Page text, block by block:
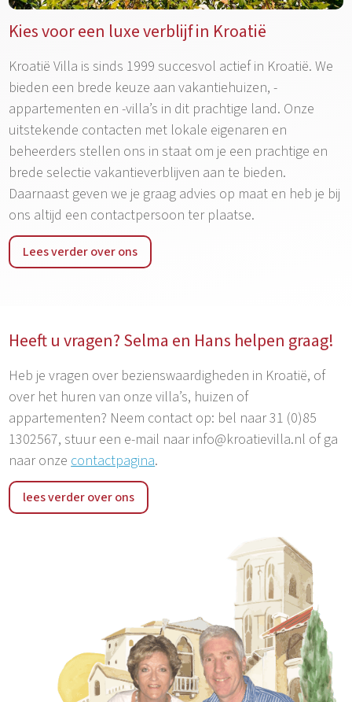
Kies voor een luxe verblijf in Kroatië
Kroatië Villa is sinds 1999 succesvol actief in Kroatië. We
bieden een brede keuze aan vakantiehuizen, -
appartementen en -villa’s in dit prachtige land. Onze
uitstekende contacten met lokale eigenaren en
beheerders stellen ons in staat om je een prachtige en
brede selectie vakantieverblijven aan te bieden.
Daarnaast geven we je graag advies op maat en heb je bij
ons altijd een contactpersoon ter plaatse.
Lees verder over ons
Heeft u vragen? Selma en Hans helpen graag!
Heb je vragen over bezienswaardigheden in Kroatië, of
over het huren van onze villa’s, huizen of
appartementen? Neem contact op: bel naar 31 (0)85
1302567, stuur een e-mail naar info@kroatievilla.nl of ga
naar onzecontactpagina.
lees verder over ons